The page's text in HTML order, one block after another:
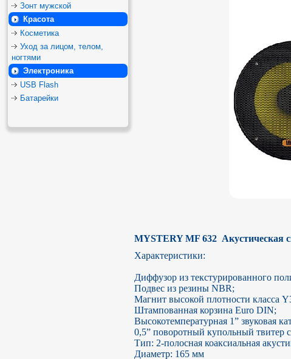
Зонт мужской
Красота
Косметика
Уход за лицом, телом,
ногтями
Электроника
USB Flash
Батарейки
MYSTERY MF 632  Акустическая
Характеристики:
Диффузор из текстурированного
Подвес из резины NBR;
Магнит высокой плотности класса
Штампованная корзина Euro DIN;
Высокотемпературная 1” звуковая
0,5” поворотный купольный
Тип: 2-полосная коаксиальная
Диаметр: 165 мм